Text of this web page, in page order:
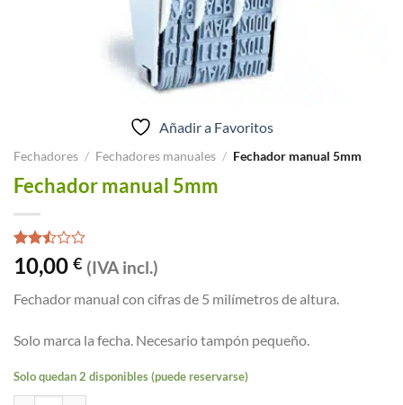
Añadir a Favoritos
Fechadores / Fechadores manuales / Fechador manual 5mm
Fechador manual 5mm
Valorado
con
de 5
a
2
de
10,00 € (IVA incl.)
Fechador manual con cifras de 5 milímetros de altura.
Solo marca la fecha. Necesario tampón pequeño.
Solo quedan 2 disponibles (puede reservarse)